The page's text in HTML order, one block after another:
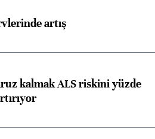
artış
kalmak ALS riskini yüzde